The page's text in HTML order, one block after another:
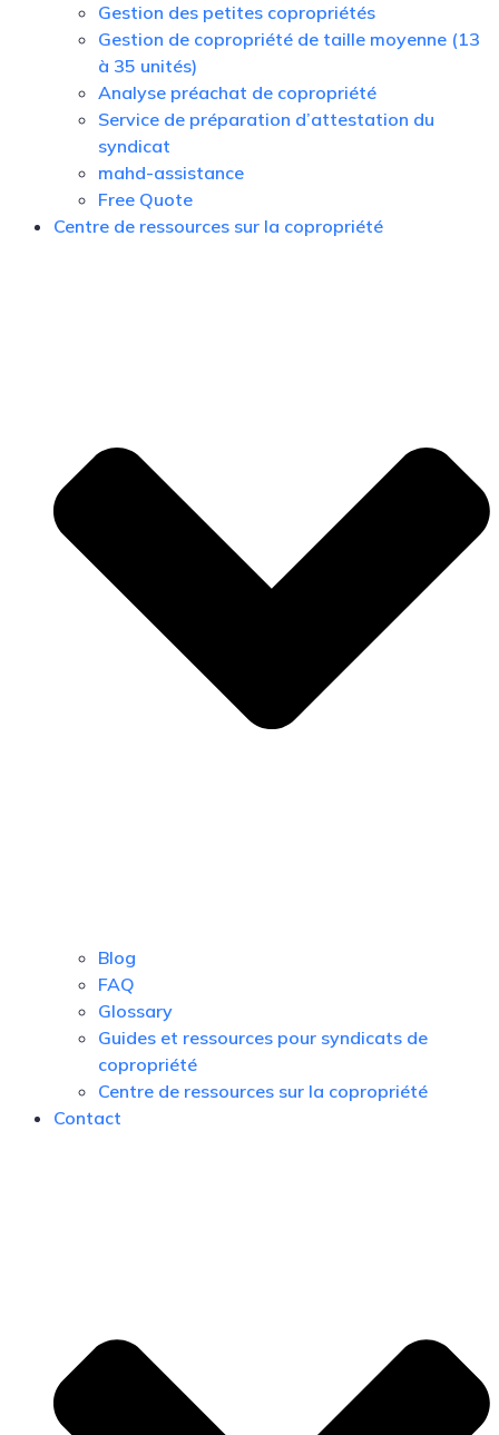
Gestion des petites copropriétés
Gestion de copropriété de taille moyenne (13
à 35 unités)
Analyse préachat de copropriété
Service de préparation d’attestation du
syndicat
mahd-assistance
Free Quote
Centre de ressources sur la copropriété
Blog
FAQ
Glossary
Guides et ressources pour syndicats de
copropriété
Centre de ressources sur la copropriété
Contact